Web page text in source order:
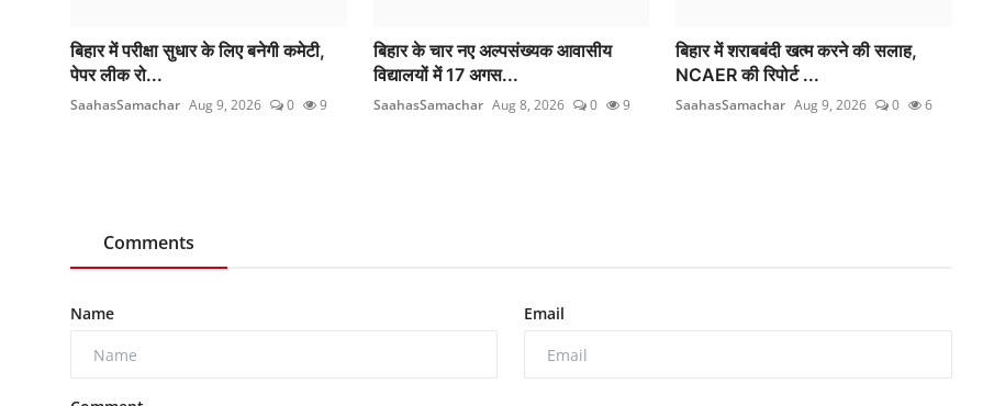
बिहार में परीक्षा सुधार के लिए बनेगी कमेटी,
पेपर लीक रो...
SaahasSamachar Aug 9, 2026 0 9
बिहार के चार नए अल्पसंख्यक आवासीय
विद्यालयों में 17 अगस...
SaahasSamachar Aug 8, 2026 0 9
बिहार में शराबबंदी खत्म करने की सलाह,
NCAER की रिपोर्ट ...
SaahasSamachar Aug 9, 2026 0 6
Comments
Name Email